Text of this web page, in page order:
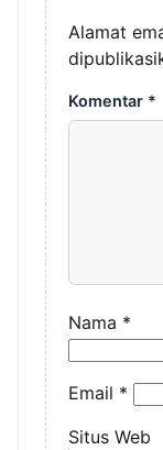
Alamat
Komentar *
Nama *
Email *
Situs Web